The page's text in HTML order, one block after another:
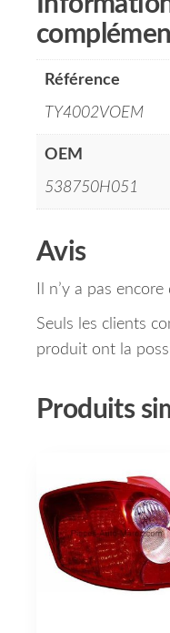
Référence
TY4002VOEM
OEM
538750H051
Avis
Il n’y a pas encore
Seuls les clients
produit ont la
Produits